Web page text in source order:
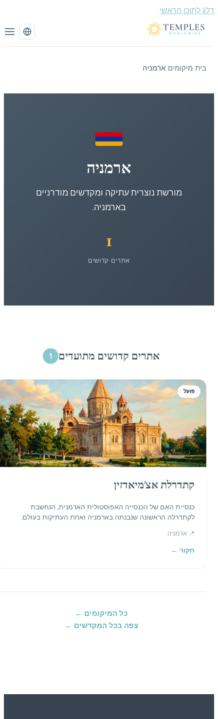
לתוכן הראשי
/מיקומים/ארמניה
ארמניה
מורשת נוצרית עתיקה ומקדשים מודרניים
בארמניה.
אתרים קדושים
אתרים קדושים מתועדים 1
פועל
קתדרלת אצ'מיאדזין
כנסיית האם של הכנסייה האפוסטולית הארמנית, הנחשבת
לקתדרלה הראשונה שנבנתה בארמניה ואחת העתיקות בעולם.
📍 ארמניה
חקור ←
כל המיקומים ←
צפה בכל המקדשים ←